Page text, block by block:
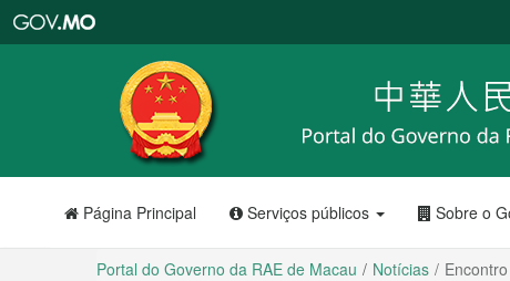
RAE
de
Macau
Página Principal Serviços públicos Sobre o
Portal do Governo da RAE de Macau Notícias